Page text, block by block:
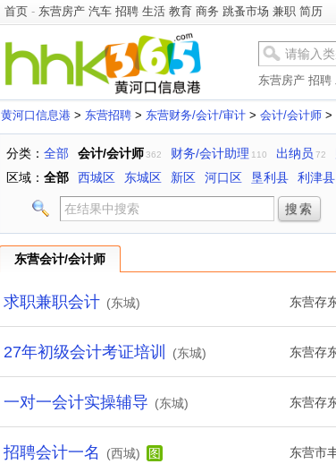
首页 - 东营房产 汽车 招聘 生活 教育 商务 跳蚤市场 兼职 简历
东营房产 招聘
黄河口信息港 > 东营招聘 > 东营财务/会计/审计 > 会计/会计师 >
分类： 全部 会计/会计师362 财务/会计助理 110 出纳员 72
区域： 全部 西城区 东城区 新区 河口区 垦利县 利津县
东营会计/会计师
求职兼职会计 (东城) 东营存
27年初级会计考证培训 (东城) 东营存
一对一会计实操辅导 (东城) 东营存
招聘会计一名 (西城) 图 东营市